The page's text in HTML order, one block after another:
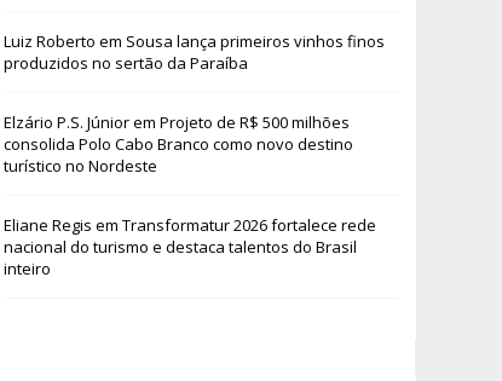
Luiz Roberto em Sousa lança primeiros vinhos finos
produzidos no sertão da Paraíba
Elzário P.S. Júniorem Projeto de R$ 500 milhões
consolida Polo Cabo Branco como novo destino
turístico no Nordeste
Eliane Regis em Transformatur 2026 fortalece rede
nacional do turismo e destaca talentos do Brasil
inteiro